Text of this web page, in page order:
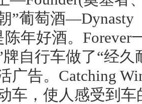
”葡萄酒—Dynasty
年好酒。 Forever
牌自行车做了“经久
广告。 Catching
车，使人感受到车